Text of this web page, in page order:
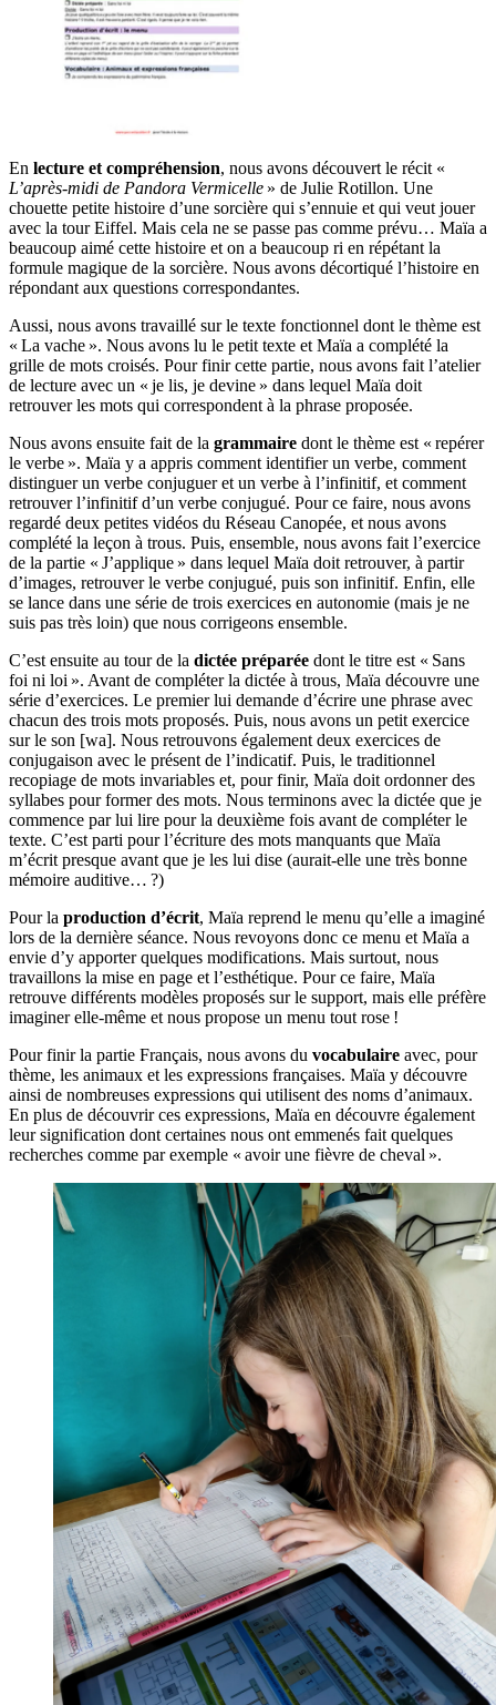
En lecture et compréhension, nous avons découvert le récit «
L’après-midi de Pandora Vermicelle » de Julie Rotillon. Une
chouette petite histoire d’une sorcière qui s’ennuie et qui veut jouer
avec la tour Eiffel. Mais cela ne se passe pas comme prévu… Maïa a
beaucoup aimé cette histoire et on a beaucoup ri en répétant la
formule magique de la sorcière. Nous avons décortiqué l’histoire en
répondant aux questions correspondantes.
Aussi, nous avons travaillé sur le texte fonctionnel dont le thème est
« La vache ». Nous avons lu le petit texte et Maïa a complété la
grille de mots croisés. Pour finir cette partie, nous avons fait l’atelier
de lecture avec un « je lis, je devine » dans lequel Maïa doit
retrouver les mots qui correspondent à la phrase proposée.
Nous avons ensuite fait de la grammaire dont le thème est « repérer
le verbe ». Maïa y a appris comment identifier un verbe, comment
distinguer un verbe conjuguer et un verbe à l’infinitif, et comment
retrouver l’infinitif d’un verbe conjugué. Pour ce faire, nous avons
regardé deux petites vidéos du Réseau Canopée, et nous avons
complété la leçon à trous. Puis, ensemble, nous avons fait l’exercice
de la partie « J’applique » dans lequel Maïa doit retrouver, à partir
d’images, retrouver le verbe conjugué, puis son infinitif. Enfin, elle
se lance dans une série de trois exercices en autonomie (mais je ne
suis pas très loin) que nous corrigeons ensemble.
C’est ensuite au tour de la dictée préparée dont le titre est « Sans
foi ni loi ». Avant de compléter la dictée à trous, Maïa découvre une
série d’exercices. Le premier lui demande d’écrire une phrase avec
chacun des trois mots proposés. Puis, nous avons un petit exercice
sur le son [wa]. Nous retrouvons également deux exercices de
conjugaison avec le présent de l’indicatif. Puis, le traditionnel
recopiage de mots invariables et, pour finir, Maïa doit ordonner des
syllabes pour former des mots. Nous terminons avec la dictée que je
commence par lui lire pour la deuxième fois avant de compléter le
texte. C’est parti pour l’écriture des mots manquants que Maïa
m’écrit presque avant que je les lui dise (aurait-elle une très bonne
mémoire auditive… ?)
Pour la production d’écrit, Maïa reprend le menu qu’elle a imaginé
lors de la dernière séance. Nous revoyons donc ce menu et Maïa a
envie d’y apporter quelques modifications. Mais surtout, nous
travaillons la mise en page et l’esthétique. Pour ce faire, Maïa
retrouve différents modèles proposés sur le support, mais elle préfère
imaginer elle-même et nous propose un menu tout rose !
Pour finir la partie Français, nous avons du vocabulaire avec, pour
thème, les animaux et les expressions françaises. Maïa y découvre
ainsi de nombreuses expressions qui utilisent des noms d’animaux.
En plus de découvrir ces expressions, Maïa en découvre également
leur signification dont certaines nous ont emmenés fait quelques
recherches comme par exemple « avoir une fièvre de cheval ».